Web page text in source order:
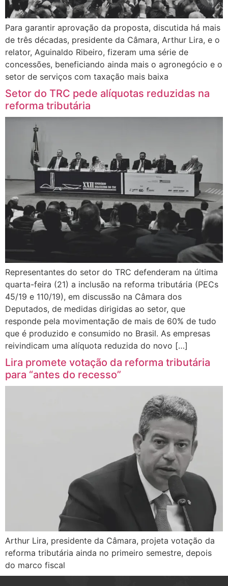
Para garantir aprovação da proposta, discutida há mais
de três décadas, presidente da Câmara, Arthur Lira, e o
relator, Aguinaldo Ribeiro, fizeram uma série de
concessões, beneficiando ainda mais o agronegócio e o
setor de serviços com taxação mais baixa
Setor do TRC pede alíquotas reduzidas na
reforma tributária
Representantes do setor do TRC defenderam na última
quarta-feira (21) a inclusão na reforma tributária (PECs
45/19 e 110/19), em discussão na Câmara dos
Deputados, de medidas dirigidas ao setor, que
responde pela movimentação de mais de 60% de tudo
que é produzido e consumido no Brasil. As empresas
reivindicam uma alíquota reduzida do novo […]
Lira promete votação da reforma tributária
para “antes do recesso”
Arthur Lira, presidente da Câmara, projeta votação da
reforma tributária ainda no primeiro semestre, depois
do marco fiscal